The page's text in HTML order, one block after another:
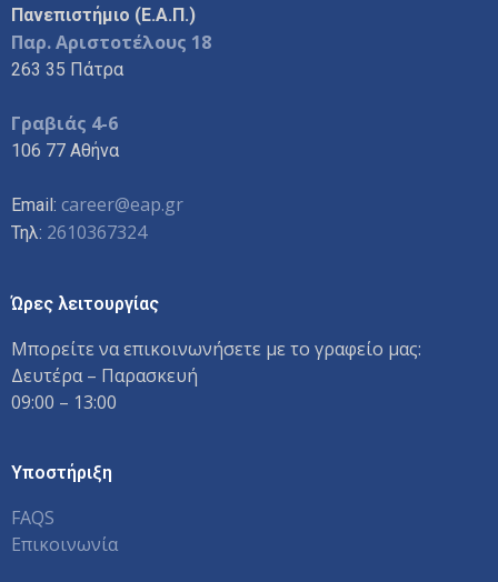
Πανεπιστήμιο (Ε.Α.Π.)
Παρ. Αριστοτέλους 18
263 35 Πάτρα
Γραβιάς 4-6
106 77 Αθήνα
Email: career@eap.gr
Τηλ: 2610367324
Ώρες λειτουργίας
Μπορείτε να επικοινωνήσετε με το γραφείο μας:
Δευτέρα – Παρασκευή
09:00 – 13:00
Υποστήριξη
FAQS
Επικοινωνία